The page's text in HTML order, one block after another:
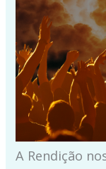
A Rendição